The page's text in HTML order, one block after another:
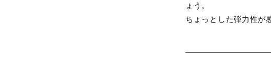
ょう。
ちょっとした弾力性が